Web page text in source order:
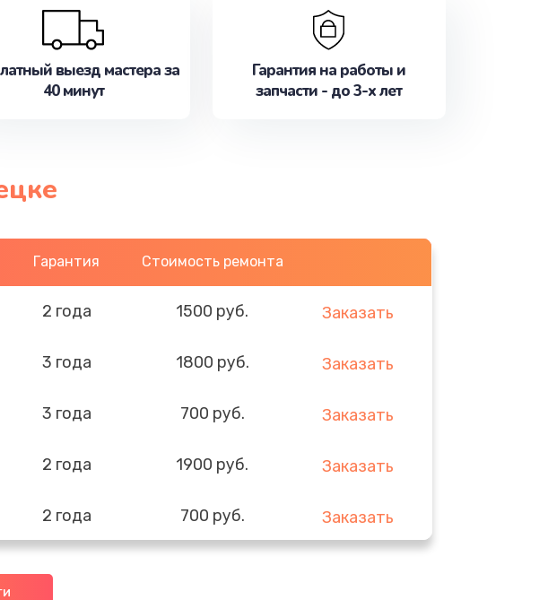
выезд мастера за
40 минут
Гарантия на работы и
запчасти - до 3-х лет
Гарантия Стоимость ремонта
2 года 1500 руб. Заказать
3 года 1800 руб. Заказать
3 года 700 руб. Заказать
2 года 1900 руб. Заказать
2 года 700 руб. Заказать